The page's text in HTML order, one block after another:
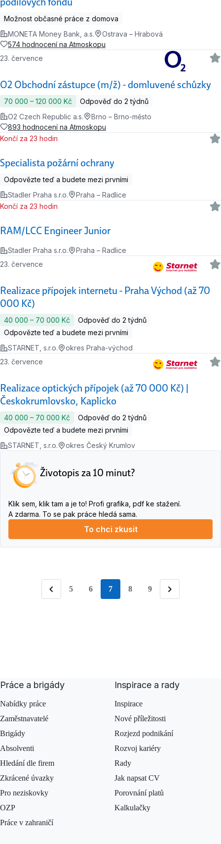
Možnost občasné práce z domova
MONETA Money Bank, a.s.
Ostrava – Hrabová
574 hodnocení na Atmoskopu
O2 Obchodní zástupce (m/ž) - domluvené schůzky
23. července
70 000 ‍–‍ 120 000 Kč
Odpověď do 2 týdnů
O2 Czech Republic a.s.
Brno – Brno-město
893 hodnocení na Atmoskopu
Specialista požární ochrany
Končí za 23 hodin
Odpovězte teď a budete mezi prvními
Stadler Praha s.r.o.
Praha – Radlice
RAM/LCC Engineer Junior
Končí za 23 hodin
Stadler Praha s.r.o. Praha – Radlice
Realizace přípojek internetu - Praha Východ (až 70
000 Kč)
23. července
40 000 ‍–‍ 70 000 Kč
Odpověď do 2 týdnů
Odpovězte teď a budete mezi prvními
STARNET, s.r.o.
okres Praha-východ
Realizace optických přípojek (až 70 000 Kč) |
Českokrumlovsko, Kaplicko
23. července
40 000 ‍–‍ 70 000 Kč
Odpověď do 2 týdnů
Odpovězte teď a budete mezi prvními
STARNET, s.r.o.
okres Český Krumlov
Životopis za 10 minut?
Klik sem, klik tam a je to! Profi grafika, pdf ke stažení.
A zdarma. To se pak práce hledá sama.
To chci zkusit
Předchozí
5 6 stránka
7 8 9
Následující
Práce a brigády
Nabídky práce
Zaměstnavatelé
Brigády
Absolventi
Hledání dle firem
Zkrácené úvazky
Pro neziskovky
OZP
Práce v zahraničí
Inspirace a rady
Inspirace
Nové příležitosti
Rozjezd podnikání
Rozvoj kariéry
Rady
Jak napsat CV
Porovnání platů
Kalkulačky